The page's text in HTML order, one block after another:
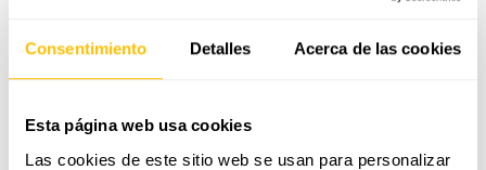
Consentimiento Detalles Acerca de las cookies
Esta página web usa cookies
Las cookies de este sitio web se usan para personalizar
GUÍA DE TALLAS